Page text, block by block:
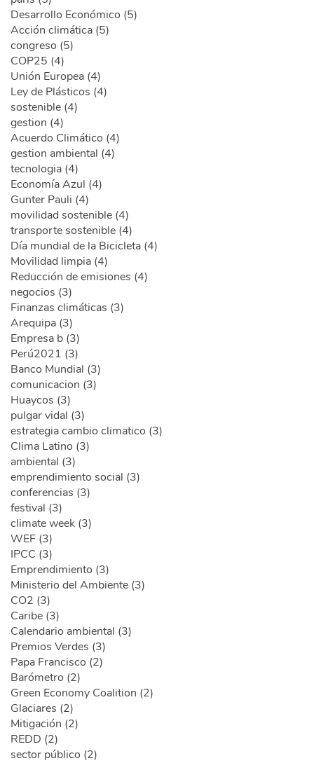
Desarrollo Económico (5)
Acción climática (5)
congreso (5)
COP25 (4)
Unión Europea (4)
Ley de Plásticos (4)
sostenible (4)
gestion (4)
Acuerdo Climático (4)
gestion ambiental (4)
tecnologia (4)
Economía Azul (4)
Gunter Pauli (4)
movilidad sostenible (4)
transporte sostenible (4)
Día mundial de la Bicicleta (4)
Movilidad limpia (4)
Reducción de emisiones (4)
negocios (3)
Finanzas climáticas (3)
Arequipa (3)
Empresa b (3)
Perú2021 (3)
Banco Mundial (3)
comunicacion (3)
Huaycos (3)
pulgar vidal (3)
estrategia cambio climatico (3)
Clima Latino (3)
ambiental (3)
emprendimiento social (3)
conferencias (3)
festival (3)
climate week (3)
WEF (3)
IPCC (3)
Emprendimiento (3)
Ministerio del Ambiente (3)
CO2 (3)
Caribe (3)
Calendario ambiental (3)
Premios Verdes (3)
Papa Francisco (2)
Barómetro (2)
Green Economy Coalition (2)
Glaciares (2)
Mitigación (2)
REDD (2)
sector público (2)